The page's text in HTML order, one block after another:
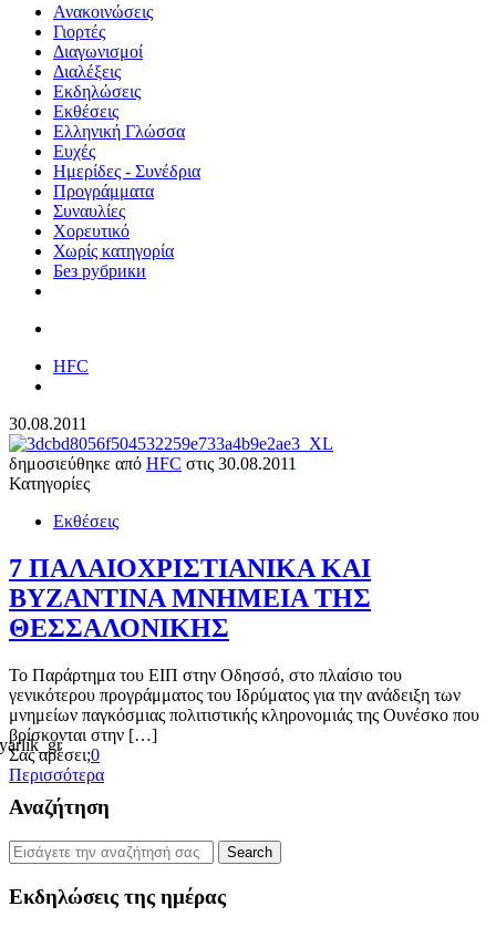
Ανακοινώσεις
Γιορτές
Διαγωνισμοί
Διαλέξεις
Εκδηλώσεις
Εκθέσεις
Ελληνική Γλώσσα
Ευχές
Ημερίδες - Συνέδρια
Προγράμματα
Συναυλίες
Χορευτικό
Χωρίς κατηγορία
Без рубрики
HFC
30.08.2011
δημοσιεύθηκε από HFC στις 30.08.2011
Κατηγορίες
Εκθέσεις
7 ΠΑΛΑΙΟΧΡΙΣΤΙΑΝΙΚΑ ΚΑΙ
ΒΥΖΑΝΤΙΝΑ ΜΝΗΜΕΙΑ ΤΗΣ
ΘΕΣΣΑΛΟΝΙΚΗΣ
Το Παράρτημα του ΕΙΠ στην Οδησσό, στο πλαίσιο του
γενικότερου προγράμματος του Ιδρύματος για την ανάδειξη των
μνημείων παγκόσμιας πολιτιστικής κληρονομιάς της Ουνέσκο που
βρίσκονται στην […]
Σας αρέσει;0
Περισσότερα
Αναζήτηση
Εκδηλώσεις της ημέρας